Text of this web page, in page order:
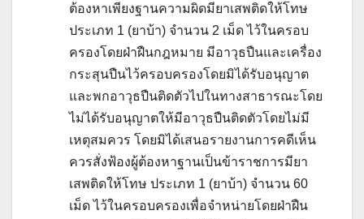
ต้องหาเพียงฐานความผิดมียาเสพติดให้โทษ
ประเภท 1 (ยาบ้า) จำนวน 2 เม็ด ไว้ในครอบ
ครองโดยฝ่าฝืนกฎหมาย มีอาวุธปืนและเครื่อง
กระสุนปืนไว้ครอบครองโดยมิได้รับอนุญาต
และพกอาวุธปืนติดตัวไปในทางสาธารณะโดย
ไม่ได้รับอนุญาตให้มีอาวุธปืนติดตัวโดยไม่มี
เหตุสมควร โดยมิได้เสนอรายงานการคดีเห็น
ควรสั่งฟ้องผู้ต้องหาฐานเป็นข้าราชการมียา
เสพติดให้โทษ ประเภท 1 (ยาบ้า) จำนวน 60
เม็ด ไว้ในครอบครองเพื่อจำหน่ายโดยฝ่าฝืน